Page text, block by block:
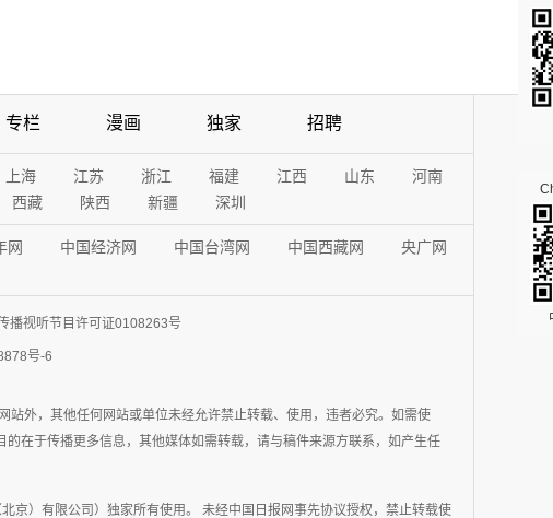
专栏 漫画 独家 招聘
上海 江苏 浙江 福建 江西 山东
河南
西藏 陕西 新疆 深圳
网 中国经济网 中国台湾网 中国西藏网
央广网
播视听节目许可证0108263号
号-6
站外，其他任何网站或单位未经允许禁止转载、使用，违者必究。如需使
在于传播更多信息，其他媒体如需转载，请与稿件来源方联系，如产生任
京）有限公司）独家所有使用。 未经中国日报网事先协议授权，禁止转载使